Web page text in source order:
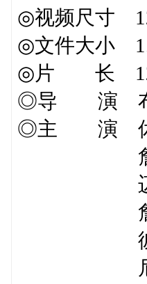
◎视频尺寸
◎文件大小
◎片 长 129
◎导 演 布
◎主 演 休·
詹姆斯·
迈克尔·
詹妮弗·
彼特·丁
尼古拉斯